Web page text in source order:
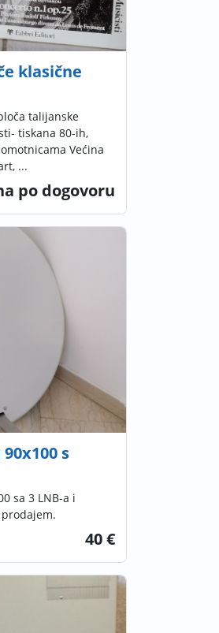
klasične
talijanske
tiskana 80-ih,
Većina
...
po dogovoru
s
sa 3 LNB-a i
40 €